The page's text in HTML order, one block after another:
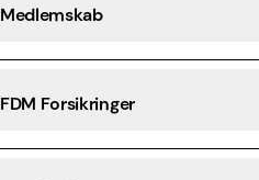
Medlemskab
FDM Forsikringer